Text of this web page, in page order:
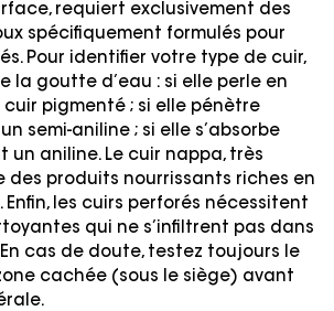
requiert exclusivement des
spécifiquement formulés pour
Pour identifier votre type de cuir,
la goutte d’eau : si elle perle en
cuir pigmenté ; si elle pénètre
semi-aniline ; si elle s’absorbe
un aniline. Le cuir nappa, très
des produits nourrissants riches en
Enfin, les cuirs perforés nécessitent
qui ne s’infiltrent pas dans
cas de doute, testez toujours le
cachée (sous le siège) avant